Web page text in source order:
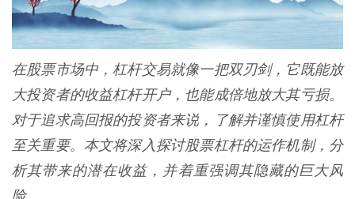
在股票市场中，杠杆交易就像一把双刃剑，它既能放
大投资者的收益杠杆开户，也能成倍地放大其亏损。
对于追求高回报的投资者来说，了解并谨慎使用杠杆
至关重要。本文将深入探讨股票杠杆的运作机制，分
析其带来的潜在收益，并着重强调其隐藏的巨大风